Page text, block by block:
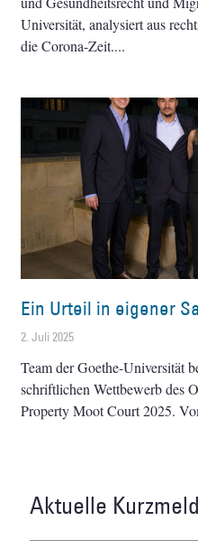
Universität, analysiert aus
die Corona-Zeit.
Ein Urteil in eigener
2. Juli 2025
Team der Goethe-Universität
schriftlichen Wettbewerb des
Property Moot Court 2025.
Aktuelle